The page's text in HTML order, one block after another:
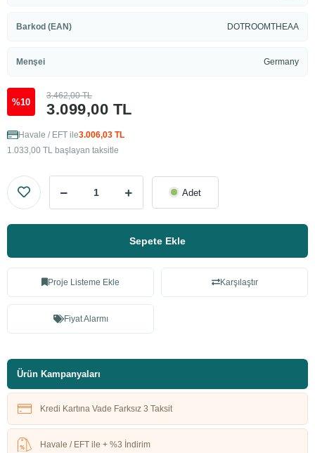
Barkod (EAN) DOTROOMTHEAA
Menşei Germany
%10 3.099,00 TL
3.462,00 TL
Havale / EFT ile3.006,03 TL
1.033,00 TL başlayan taksitle
Adet
Sepete Ekle
Proje Listeme Ekle Karşılaştır
Fiyat Alarmı
Ürün Kampanyaları
Kredi Kartına Vade Farksız 3 Taksit
Havale / EFT ile + %3 İndirim